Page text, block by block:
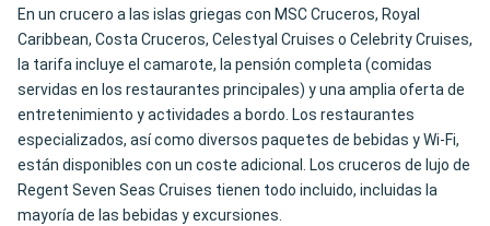
En un crucero a las islas griegas con MSC Cruceros, Royal
Caribbean, Costa Cruceros, Celestyal Cruises o Celebrity Cruises,
la tarifa incluye el camarote, la pensión completa (comidas
servidas en los restaurantes principales) y una amplia oferta de
entretenimiento y actividades a bordo. Los restaurantes
especializados, así como diversos paquetes de bebidas y Wi-Fi,
están disponibles con un coste adicional. Los cruceros de lujo de
Regent Seven Seas Cruises tienen todo incluido, incluidas la
mayoría de las bebidas y excursiones.